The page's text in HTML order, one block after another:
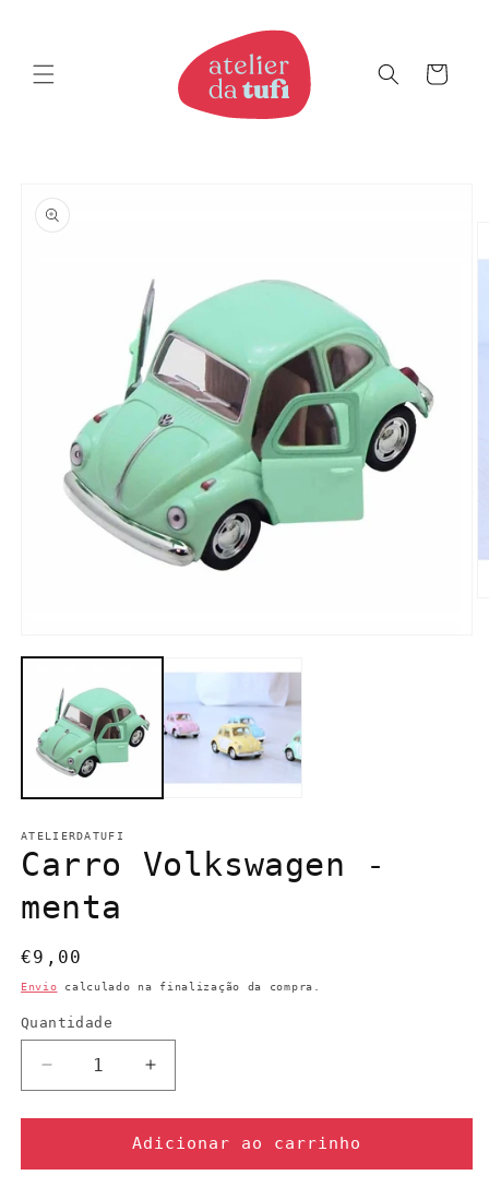
Carrinho
para a
informação
do produto
conteúdo
modal
ATELIERDATUFI
Carro Volkswagen -
menta
Preço
normal
€9,00
Envio calculado na finalização da compra.
Quantidade
Quantidade
Diminuir
a
quantidade
Carro
Aumentar
a
quantidade
de
Carro
Adicionar ao carrinho